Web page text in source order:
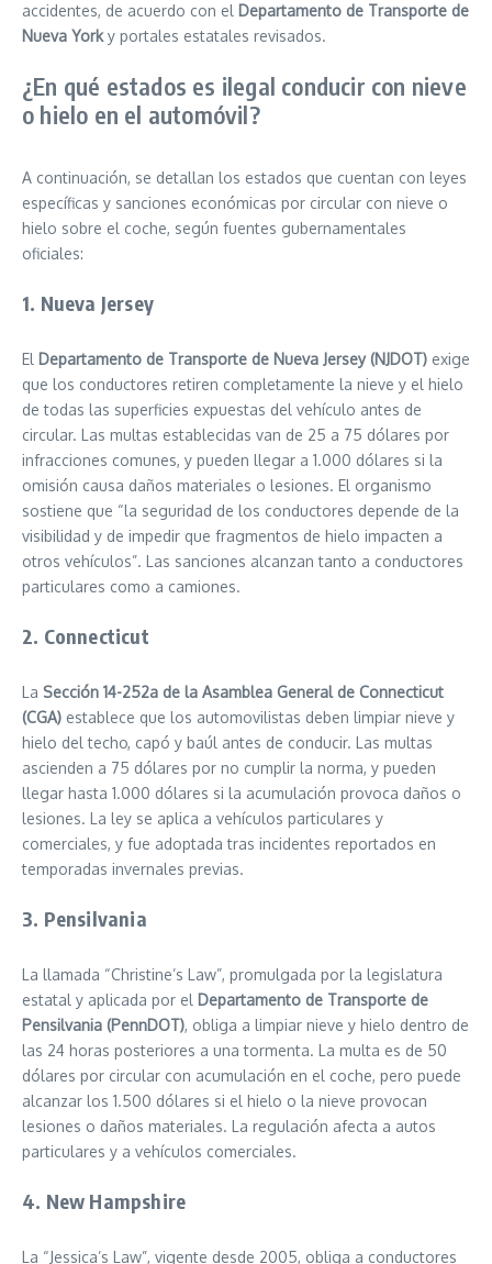
accidentes, de acuerdo con el Departamento de Transporte de
Nueva Yorky portales estatales revisados.
¿En qué estados es ilegal conducir con nieve
o hielo en el automóvil?
A continuación, se detallan los estados que cuentan con leyes
específicas y sanciones económicas por circular con nieve o
hielo sobre el coche, según fuentes gubernamentales
oficiales:
1. Nueva Jersey
El Departamento de Transporte de Nueva Jersey (NJDOT) exige
que los conductores retiren completamente la nieve y el hielo
de todas las superficies expuestas del vehículo antes de
circular. Las multas establecidas van de 25 a 75 dólares por
infracciones comunes, y pueden llegar a 1.000 dólares si la
omisión causa daños materiales o lesiones. El organismo
sostiene que “la seguridad de los conductores depende de la
visibilidad y de impedir que fragmentos de hielo impacten a
otros vehículos”. Las sanciones alcanzan tanto a conductores
particulares como a camiones.
2. Connecticut
La Sección 14-252a de la Asamblea General de Connecticut
(CGA) establece que los automovilistas deben limpiar nieve y
hielo del techo, capó y baúl antes de conducir. Las multas
ascienden a 75 dólares por no cumplir la norma, y pueden
llegar hasta 1.000 dólares si la acumulación provoca daños o
lesiones. La ley se aplica a vehículos particulares y
comerciales, y fue adoptada tras incidentes reportados en
temporadas invernales previas.
3. Pensilvania
La llamada “Christine’s Law”, promulgada por la legislatura
estatal y aplicada por el Departamento de Transporte de
Pensilvania (PennDOT), obliga a limpiar nieve y hielo dentro de
las 24 horas posteriores a una tormenta. La multa es de 50
dólares por circular con acumulación en el coche, pero puede
alcanzar los 1.500 dólares si el hielo o la nieve provocan
lesiones o daños materiales. La regulación afecta a autos
particulares y a vehículos comerciales.
4. New Hampshire
La “Jessica’s Law”, vigente desde 2005, obliga a conductores